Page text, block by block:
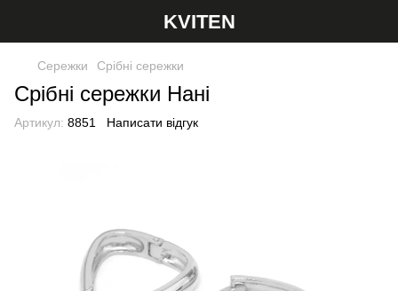
KVITEN
Сережки Срібні сережки
Срібні сережки Нані
Артикул: 8851 Написати відгук